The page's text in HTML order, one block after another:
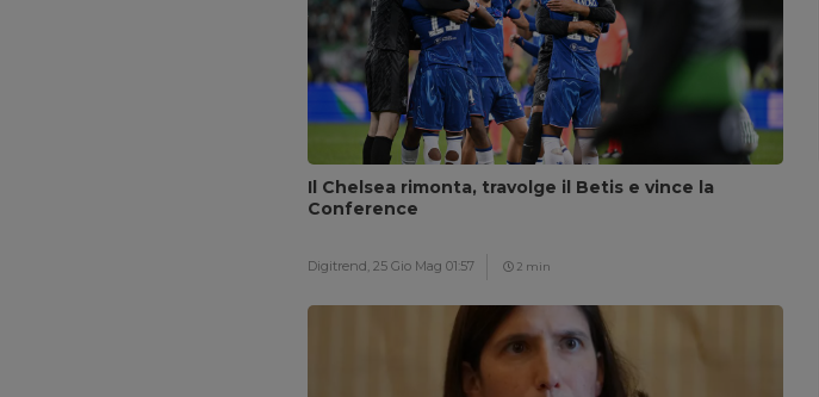
Il Chelsea rimonta, travolge il Betis e vince la
Conference
Digitrend, 25 Gio Mag 01:57 2 min